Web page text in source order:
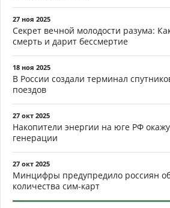
27 ноя 2025
Секрет вечной молодости разума:
смерть и дарит бессмертие
18 ноя 2025
В России создали терминал
поездов
27 окт 2025
Накопители энергии на юге РФ
генерации
27 окт 2025
Минцифры предупредило россиян
количества сим-карт